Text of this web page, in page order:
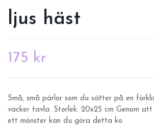
ljus häst
175 kr
Små, små pärlor som du sätter på en
vacker tavla. Storlek: 20x25 cm Genom
ett mönster kan du göra detta ko